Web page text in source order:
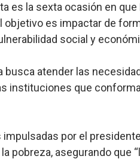
es la sexta ocasión en que
objetivo es impactar de
social y
busca atender las
instituciones que
por el presidente
pobreza, asegurando que